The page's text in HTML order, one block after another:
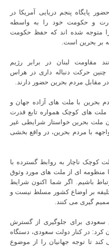
پایگاه پنجم دریایی آمریکا در
و حکومت خود را به واسطه
را متوجه شده اند که حفظ حکومت
بر بحرین است.
مقاومت لبنان در برابر رژیم
حرکت دنباله داری در هراس
مقابل مردم بحرین حضور دارند.
بحرین با ملت های آزاده جهان و
ملت های کوچک همواره تابع قدرت
ملت بحرین خواستار شرایطی غیر
با مردم بحرین، در واقع بخشی
کوچک ناچار به روابط گسترده با
منظومه ای از ملت های مورد وثوق
باشیم. اگر شما اکنون شرایط
خلیفه بر اوضاع کشور مسلط نیست و
گیری می کنند.
سعودی برای جلوگیری از گسترش
کرد: در کنار دولت سعودی، دستگاه
کند تا توجه جهانیان را از موضوع